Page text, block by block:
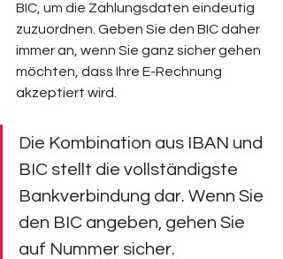
BIC, um die Zahlungsdaten eindeutig
zuzuordnen. Geben Sie den BIC daher
immer an, wenn Sie ganz sicher gehen
möchten, dass Ihre E-Rechnung
akzeptiert wird.
Die Kombination aus IBAN und
BIC stellt die vollständigste
Bankverbindung dar. Wenn Sie
den BIC angeben, gehen Sie
auf Nummer sicher.